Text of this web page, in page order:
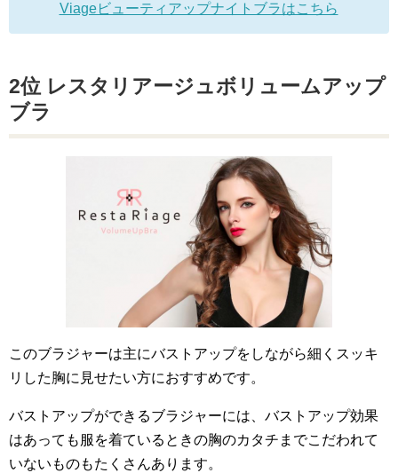
Viageビューティアップナイトブラはこちら
2位 レスタリアージュボリュームアップ
ブラ
このブラジャーは主にバストアップをしながら細くスッキ
リした胸に見せたい方におすすめです。
バストアップができるブラジャーには、バストアップ効果
はあっても服を着ているときの胸のカタチまでこだわれて
いないものもたくさんあります。